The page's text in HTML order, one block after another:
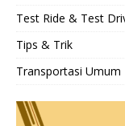
Test Ride & Test
Tips & Trik
Transportasi Umum